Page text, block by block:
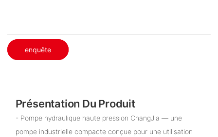
enquête
Présentation Du Produit
- Pompe hydraulique haute pression ChangJia — une
pompe industrielle compacte conçue pour une utilisation